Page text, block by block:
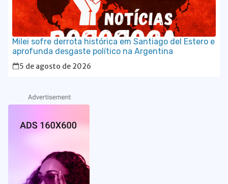
Milei sofre derrota histórica em Santiago del Estero e
aprofunda desgaste político na Argentina
5 de agosto de 2026